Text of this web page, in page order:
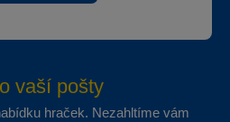
vaší pošty
hraček. Nezahltíme vám